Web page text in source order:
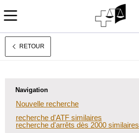
Deutsch
RETOUR
Navigation
Nouvelle recherche
recherche d'ATF similaires
recherche d'arrêts dès 2000 similaires